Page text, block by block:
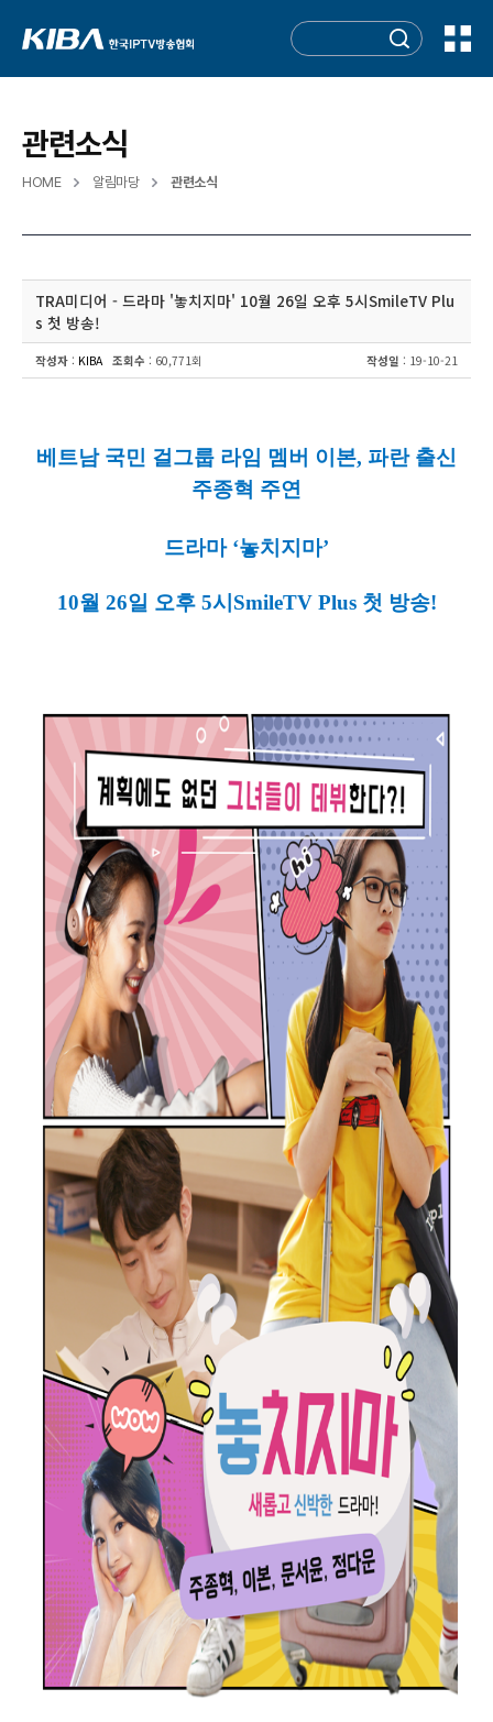
관련소식
HOME 알림마당 관련소식
TRA미디어 - 드라마 '놓치지마' 10월 26일 오후 5 시 SmileTV Plu
s 첫 방송 !
작성자 : KIBA 조회수 : 60,771회 작성일 : 19-10-21
베트남 국민 걸그룹 라임 멤버 이본, 파란 출신
주종혁 주연
드라마 ‘놓치지마’
10월 26일 오후 5시 SmileTV Plus 첫 방송!